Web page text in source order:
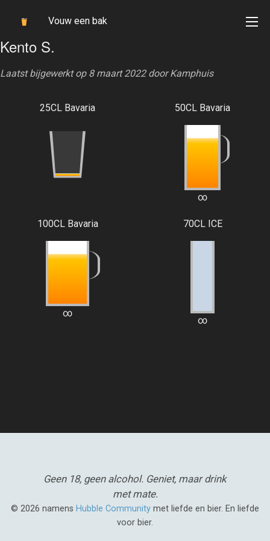
Vouw een bak
Kento S.
Laatst bijgewerkt op 8 maart 2022 doorKamphuis
25CL Bavaria 50CL Bavaria
∞
100CL Bavaria
∞
70CL ICE
∞
Geen 18, geen alcohol. Geniet, maar drink
met mate.
© 2026 namens Hubble Community met liefde en bier. En liefde
voor bier.